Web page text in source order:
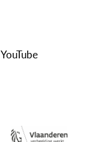
YouTube